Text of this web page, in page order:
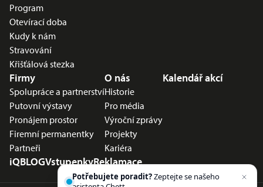
Program
Otevírací doba
Kudy k nám
Stravování
Křišťálová stezka
Firmy
Spolupráce a partnerství
Putovní výstavy
Pronájem prostor
Firemní permanentky
Partneři
O nás
Historie
Pro média
Výroční zprávy
Projekty
Kariéra
Kalendář akcí
iQBLOGVstupenkyReklamace
Potřebujete poradit?Zeptejte se našeho